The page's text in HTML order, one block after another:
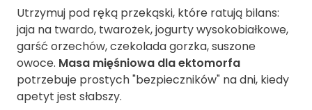
Utrzymuj pod ręką przekąski, które ratują bilans:
jaja na twardo, twarożek, jogurty wysokobiałkowe,
garść orzechów, czekolada gorzka, suszone
owoce. Masa mięśniowa dla ektomorfa
potrzebuje prostych "bezpieczników" na dni, kiedy
apetyt jest słabszy.